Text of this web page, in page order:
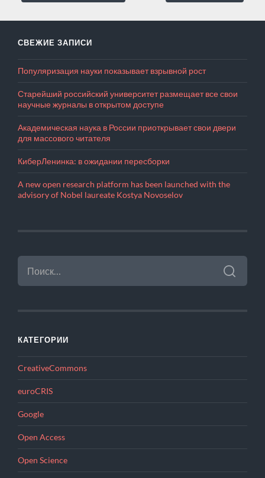
СВЕЖИЕ ЗАПИСИ
Популяризация науки показывает взрывной рост
Старейший российский университет размещает все свои
научные журналы в открытом доступе
Академическая наука в России приоткрывает свои двери
для массового читателя
КиберЛенинка: в ожидании пересборки
A new open research platform has been launched with the
advisory of Nobel laureate Kostya Novoselov
НАЙТИ:
КАТЕГОРИИ
CreativeCommons
euroCRIS
Google
Open Access
Open Science